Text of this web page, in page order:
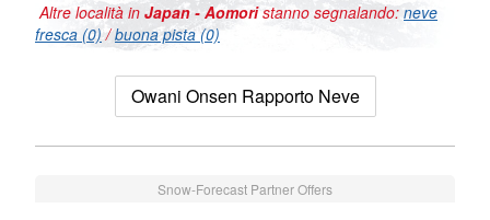
Altre località in Japan - Aomoristanno segnalando: neve
fresca (0)/buona pista (0)
Owani Onsen Rapporto Neve
Snow-Forecast Partner Offers